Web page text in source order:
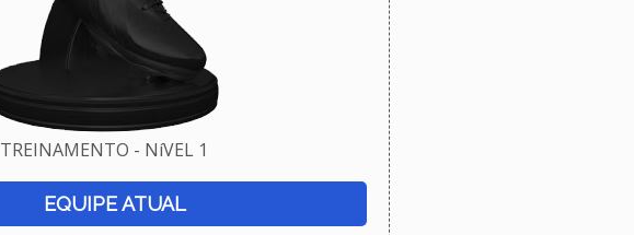
TREINAMENTO - NíVEL 1
EQUIPE ATUAL